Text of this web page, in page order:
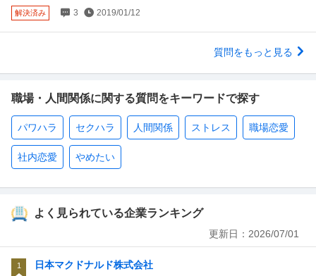
解決済み 3 2019/01/12
質問をもっと見る
職場・人間関係に関する質問をキーワードで探す
パワハラ セクハラ 人間関係 ストレス 職場恋愛
社内恋愛 やめたい
よく見られている企業ランキング
更新日： 2026/07/01
1 日本マクドナルド株式会社